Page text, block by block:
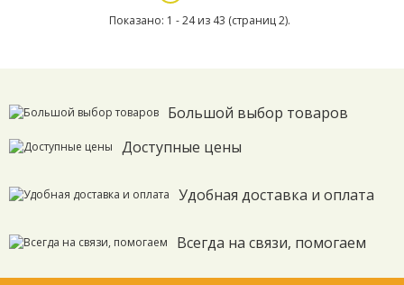
Показано: 1 - 24 из 43 (страниц 2).
Большой выбор товаров
Доступные цены
Удобная доставка и оплата
Всегда на связи, помогаем